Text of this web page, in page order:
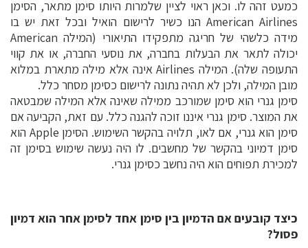
כמעט זהה לו. וכאן ראוי לציין שלמרות היותו סימן מתאר, הסימן
American Airlines הנו כשיר לרישום הואיל ובכל זאת יש בו
מידה כלשהי של חריגה מתפקידו התיאורי (המילה American
יכולה לתאר את הבעלות בחברה, את נוסעי החברה, או את קווי
התעופה שלה). המילה Airlines אינה אלא מילה מתארת במלוא
מובן המילה, ולכן לא תהיה נתונה לרישום כסימן מסחר כלל.
סימן גנרי הוא סימן שמורכב ממילה שאינה אלא המילה שמבטאה
את המוצר. סימן גנרי איננו זוכה להגנה כלל. עם זאת, הקביעה אם
סימן הוא גנרי, אם לאו, תלויה בהקשר השימוש. הסימן Apple הוא
סימן דמיוני בהקשר של מחשבים. לו היה נעשה שימוש בסימן זה
למכירת תפוחים הוא היה נחשב כסימן גנרי.
כיצד קובעים אם הדמיון בין סימן אחד לסימן אחר הוא דמיון
פסול?